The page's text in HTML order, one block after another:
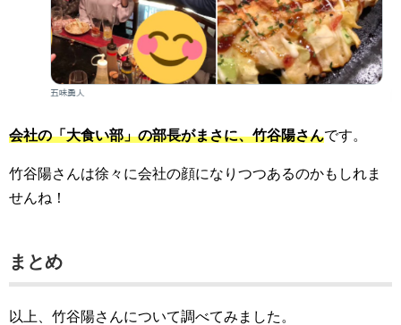
会社の「大食い部」の部長がまさに、竹谷陽さんです。
竹谷陽さんは徐々に会社の顔になりつつあるのかもしれま
せんね！
まとめ
以上、竹谷陽さんについて調べてみました。